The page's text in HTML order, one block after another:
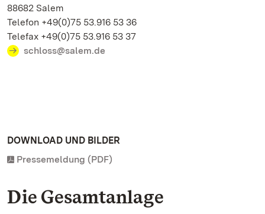
88682 Salem
Telefon +49(0)75 53.916 53 36
Telefax +49(0)75 53.916 53 37
schloss@salem.de
DOWNLOAD UND BILDER
Pressemeldung (PDF)
Die Gesamtanlage